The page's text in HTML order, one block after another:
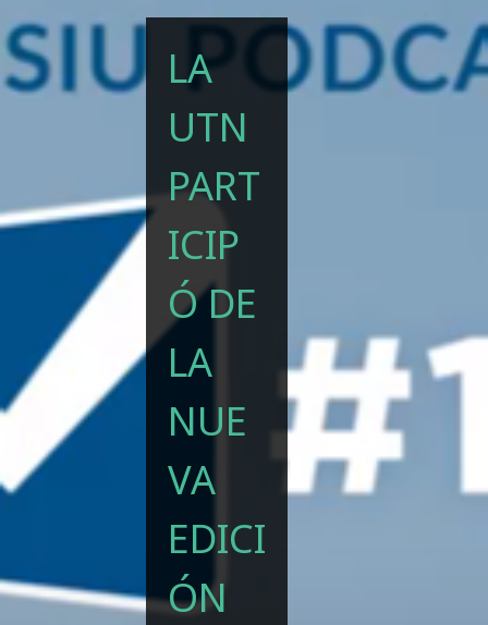
LA
UTN
PART
ICIP
Ó DE
LA
NUE
VA
EDICI
ÓN